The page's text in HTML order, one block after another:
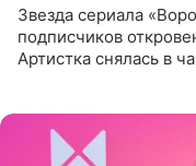
Звезда сериала
подписчиков
Артистка снялась в